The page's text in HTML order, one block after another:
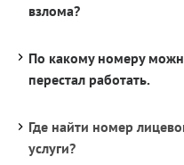
взлома?
По какому номеру
перестал работать.
Где найти номер
услуги?